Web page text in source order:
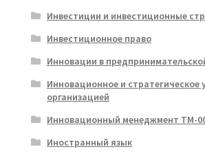
Инвестиции и инвестиционные
Инвестиционное право
Инновации в
Инновационное и стратегическое
организацией
Инновационный менеджмент ТМ-
Иностранный язык